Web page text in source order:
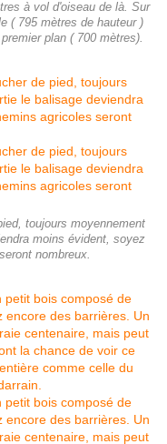
à vol d'oiseau de là. Sur
( 795 mètres de hauteur )
plan ( 700 mètres).
toujours moyennement
moins évident, soyez
nombreux.